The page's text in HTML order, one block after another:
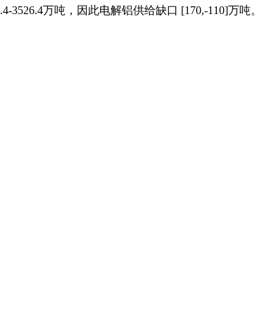
万吨，因此电解铝供给缺口 [170,-110]万吨。